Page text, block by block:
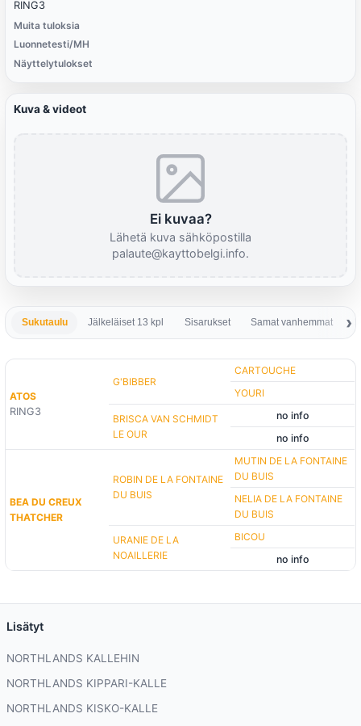
RING3
Muita tuloksia
Luonnetesti/MH
Näyttelytulokset
Kuva & videot
Ei kuvaa?
Lähetä kuva sähköpostilla
palaute@kayttobelgi.info.
Sukutaulu Jälkeläiset 13 kpl Sisarukset Samat vanhemmat
ATOS
RING3
G'BIBBER
CARTOUCHE
YOURI
BRISCA VAN SCHMIDT
LE OUR
no info
no info
BEA DU CREUX
THATCHER
ROBIN DE LA FONTAINE
DU BUIS
MUTIN DE LA FONTAINE
DU BUIS
NELIA DE LA FONTAINE
DU BUIS
URANIE DE LA
NOAILLERIE
BICOU
no info
Lisätyt
NORTHLANDS KALLEHIN
NORTHLANDS KIPPARI-KALLE
NORTHLANDS KISKO-KALLE